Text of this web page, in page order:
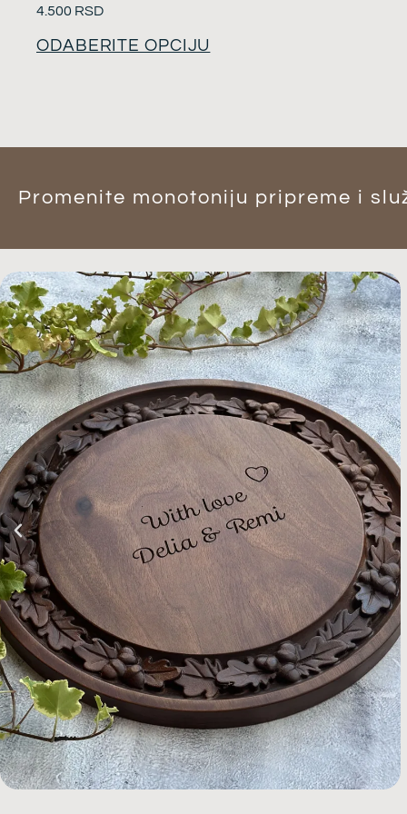
Ocenjeno
sa
od 5
4.500 RSD
ODABERITE OPCIJU
Promenite monotoniju pripreme i